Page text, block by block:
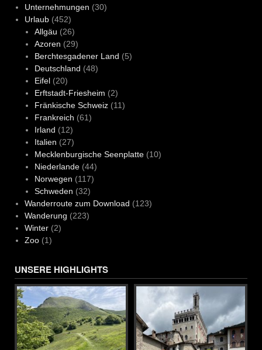
Unternehmungen (30)
Urlaub(452)
Allgäu (26)
Azoren (29)
Berchtesgadener Land (5)
Deutschland (48)
Eifel(20)
Erftstadt-Friesheim (2)
Fränkische Schweiz(11)
Frankreich (61)
Irland (12)
Italien (27)
Mecklenburgische Seenplatte(10)
Niederlande(44)
Norwegen (117)
Schweden (32)
Wanderroute zum Download (123)
Wanderung (223)
Winter(2)
Zoo(1)
UNSERE HIGHLIGHTS